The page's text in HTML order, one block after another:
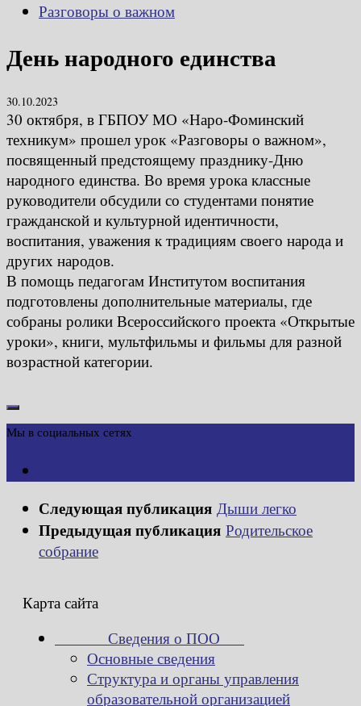
Разговоры о важном
День народного единства
30.10.2023
30 октября, в ГБПОУ МО «Наро-Фоминский
техникум» прошел урок «Разговоры о важном»,
посвященный предстоящему празднику-Дню
народного единства. Во время урока классные
руководители обсудили со студентами понятие
гражданской и культурной идентичности,
воспитания, уважения к традициям своего народа и
других народов.
В помощь педагогам Институтом воспитания
подготовлены дополнительные материалы, где
собраны ролики Всероссийского проекта «Открытые
уроки», книги, мультфильмы и фильмы для разной
возрастной категории.
Мы в социальных сетях
Следующая публикация Дыши легко
Предыдущая публикация Родительское
собрание
Карта сайта
Сведения о ПОО
Основные сведения
Структура и органы управления
образовательной организацией